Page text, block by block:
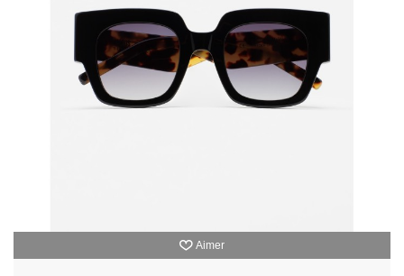
Aimer